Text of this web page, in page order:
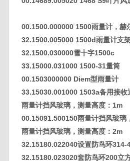
00.1500.000000 1500雨量计，赫
32.1500.005000 1500d雨量计支
32.1500.030000雪十字1500c
33.15000.031000 1500-31量筒
00.1503000000 Diem型雨量计
33.15030.001000 1503a备用接收
雨量计挡风玻璃，测量高度： 1m
00.15091.500150雨量计挡风玻璃
雨量计挡风玻璃，测量高度： 2m
32.15180.022040设置防鸟环314-
32.15180.023020套防鸟环200立